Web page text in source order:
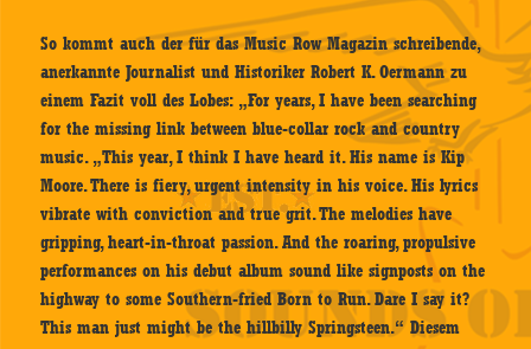
So kommt auch der für das Music Row Magazin schreibende,
anerkannte Journalist und Historiker Robert K. Oermann zu
einem Fazit voll des Lobes: „For years, I have been searching
for the missing link between blue-collar rock and country
music. „This year, I think I have heard it. His name is Kip
Moore. There is fiery, urgent intensity in his voice. His lyrics
vibrate with conviction and true grit. The melodies have
gripping, heart-in-throat passion. And the roaring, propulsive
performances on his debut album sound like signposts on the
highway to some Southern-fried Born to Run. Dare I say it?
This man just might be the hillbilly Springsteen.“ Diesem